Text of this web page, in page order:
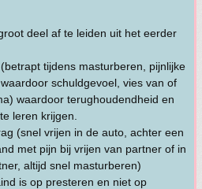
deel af te leiden uit het eerder
tijdens masturberen, pijnlijke
schuldgevoel, vies van of
waardoor terughoudendheid en
leren krijgen.
(snel vrijen in de auto, achter een
met pijn bij vrijen van partner of in
altijd snel masturberen)
is op presteren en niet op